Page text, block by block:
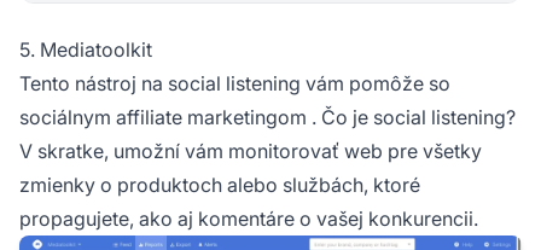
5. Mediatoolkit
Tento nástroj na social listening vám pomôže so
sociálnym affiliate marketingom . Čo je social listening?
V skratke, umožní vám monitorovať web pre všetky
zmienky o produktoch alebo službách, ktoré
propagujete, ako aj komentáre o vašej konkurencii.